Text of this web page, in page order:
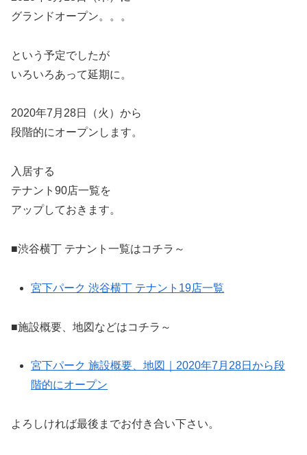
グランドオープン。。。
という予定でしたが
いろいろあって延期に。
2020年7月28日（火）から
段階的にオープンします。
入居する
テナント90店一覧を
アップしておきます。
■渋谷横丁 テナント一覧はコチラ～
宮下パーク 渋谷横丁 テナント19店一覧
■施設概要、地図などはコチラ～
宮下パーク 施設概要、地図｜2020年7月28日から段
階的にオープン
よろしければ最後までお付き合い下さい。